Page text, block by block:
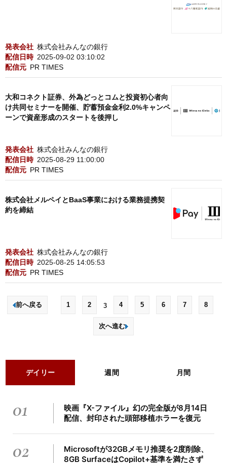
発表会社 株式会社みんなの銀行
配信日時 2025-09-02 03:10:02
配信元 PR TIMES
大和コネクト証券、外為どっとコムと投資初心者向
け共同セミナーを開催、貯蓄預金金利2.0%キャンペ
ーンで資産形成のスタートを後押し
発表会社 株式会社みんなの銀行
配信日時 2025-08-29 11:00:00
配信元 PR TIMES
株式会社メルペイとBaaS事業における業務提携契
約を締結
発表会社 株式会社みんなの銀行
配信日時 2025-08-25 14:05:53
配信元 PR TIMES
前へ戻る 1 2 3 4 5 6 7 8
次へ進む
デイリー 週間 月間
01
映画『X-ファイル』幻の完全版が8月14日
配信、封印された頭部移植ホラーを復元
02
Microsoftが32GBメモリ推奨を2度削除、
8GB SurfaceはCopilot+基準を満たさず